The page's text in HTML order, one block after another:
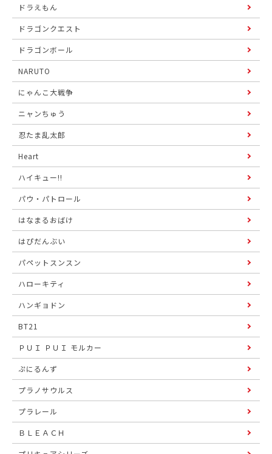
ドラえもん
ドラゴンクエスト
ドラゴンボール
NARUTO
にゃんこ大戦争
ニャンちゅう
忍たま乱太郎
Heart
ハイキュー!!
パウ・パトロール
はなまるおばけ
はぴだんぶい
パペットスンスン
ハローキティ
ハンギョドン
BT21
ＰＵＩ ＰＵＩ モルカー
ぷにるんず
プラノサウルス
プラレール
ＢＬＥＡＣＨ